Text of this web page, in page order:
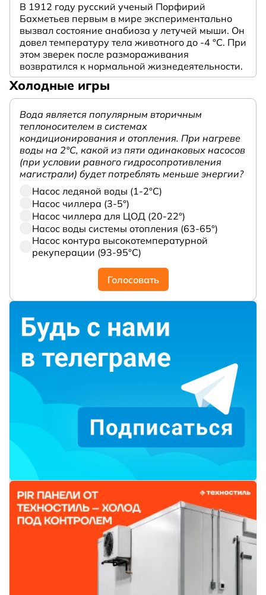
В 1912 году русский ученый Порфирий
Бахметьев первым в мире экспериментально
вызвал состояние анабиоза у летучей мыши. Он
довел температуру тела животного до -4 °C. При
этом зверек после размораживания
возвратился к нормальной жизнедеятельности.
Холодные игры
Вода является популярным вторичным
теплоносителем в системах
кондиционирования и отопления. При нагреве
воды на 2°С, какой из пяти одинаковых насосов
(при условии равного гидросопротивления
магистрали) будет потреблять меньше энергии?
Насос ледяной воды (1-2°С)
Насос чиллера (3-5°)
Насос чиллера для ЦОД (20-22°)
Насос воды системы отопления (63-65°)
Насос контура высокотемпературной
рекуперации (93-95°С)
Голосовать